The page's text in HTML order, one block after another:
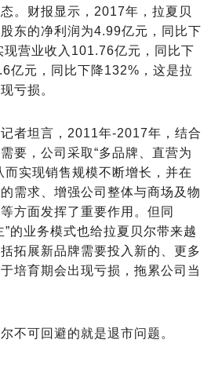
。财报显示，2017年，拉夏贝
东的净利润为4.99亿元，同比下
营业收入101.76亿元，同比下
亿元，同比下降132%，这是拉
亏损。
坦言，2011年-2017年，结合
要，公司采取“多品牌、直营为
而实现销售规模不断增长，并在
需求、增强公司整体与商场及物
方面发挥了重要作用。但同
”的业务模式也给拉夏贝尔带来越
拓展新品牌需要投入新的、更多
培育期会出现亏损，拖累公司当
可回避的就是退市问题。